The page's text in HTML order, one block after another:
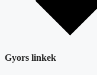
Gyors linkek